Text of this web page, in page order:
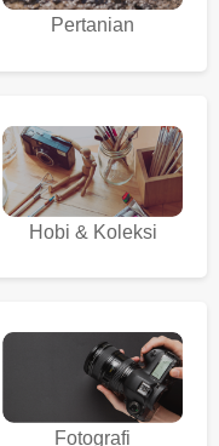
Pertanian
Hobi & Koleksi
Fotografi